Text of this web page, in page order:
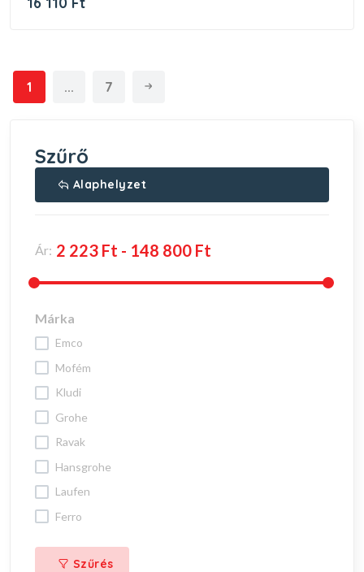
1 ... 7
Szűrő
Alaphelyzet
Ár:
Márka
emco
mofém
kludi
grohe
ravak
hansgrohe
laufen
ferro
Szűrés